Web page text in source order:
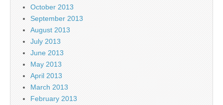
October 2013
September 2013
August 2013
July 2013
June 2013
May 2013
April 2013
March 2013
February 2013